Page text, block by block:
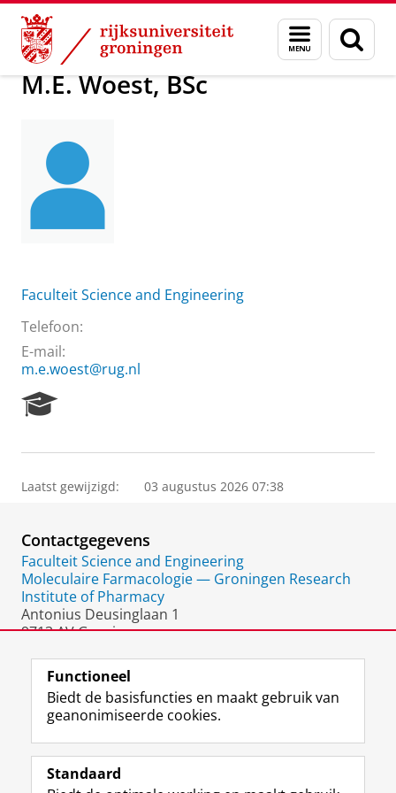
Skip
Content
Skip
Navigation
Menu
en
zoeken
Over ons M.E. Woest, BSc
M.E. Woest, BSc
Faculteit Science and Engineering
Telefoon:
E-mail:
m.e.woest@rug.nl
e
r
P
o
r
t
a
l
Laatst gewijzigd: 03 augustus 2026 07:38
Contactgegevens
Faculteit Science and Engineering
Moleculaire Farmacologie — Groningen Research
Institute of Pharmacy
Antonius Deusinglaan 1
9713 AV Groningen
Volg de RUG
F
a
L
i
R
S
I
n
Y
o
Functioneel
Biedt de basisfuncties en maakt gebruik van
geanonimiseerde cookies.
Standaard